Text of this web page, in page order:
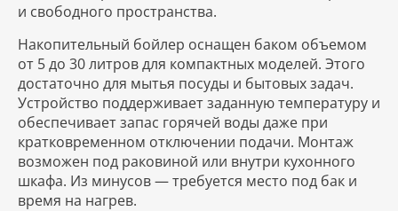
и свободного пространства.
Накопительный бойлер оснащен баком объемом
от 5 до 30 литров для компактных моделей. Этого
достаточно для мытья посуды и бытовых задач.
Устройство поддерживает заданную температуру и
обеспечивает запас горячей воды даже при
кратковременном отключении подачи. Монтаж
возможен под раковиной или внутри кухонного
шкафа. Из минусов — требуется место под бак и
время на нагрев.